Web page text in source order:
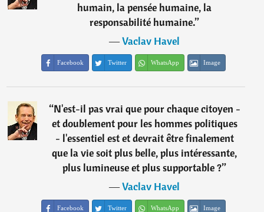
humain, la pensée humaine, la
responsabilité humaine.”
―Vaclav Havel
Facebook Twitter WhatsApp Image
“N'est-il pas vrai que pour chaque citoyen -
et doublement pour les hommes politiques
- l'essentiel est et devrait être finalement
que la vie soit plus belle, plus intéressante,
plus lumineuse et plus supportable ?”
―Vaclav Havel
Facebook Twitter WhatsApp Image